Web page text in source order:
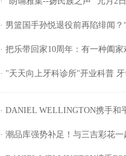
· 男篮国手孙悦退役前再陷绯闻
· 把乐带回家10周年：有一种阖
· "天天向上牙科诊所"开业科普
· DANIEL WELLINGTON携手和
· 潮品库强势补足！与三吉彩花